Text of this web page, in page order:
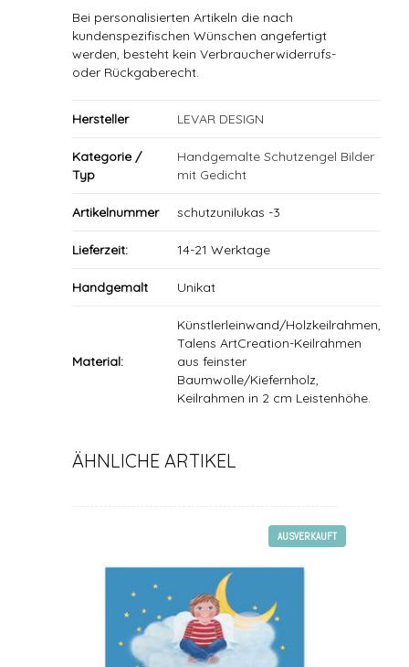
Bei personalisierten Artikeln die nach
kundenspezifischen Wünschen angefertigt
werden, besteht kein Verbraucherwiderrufs-
oder Rückgaberecht.
Hersteller LEVAR DESIGN
Kategorie /
Typ
Handgemalte Schutzengel Bilder
mit Gedicht
Artikelnummer schutzunilukas -3
Lieferzeit: 14-21 Werktage
Handgemalt Unikat
Material:
Künstlerleinwand/Holzkeilrahmen,
Talens ArtCreation-Keilrahmen
aus feinster
Baumwolle/Kiefernholz,
Keilrahmen in 2 cm Leistenhöhe.
ÄHNLICHE ARTIKEL
AUSVERKAUFT